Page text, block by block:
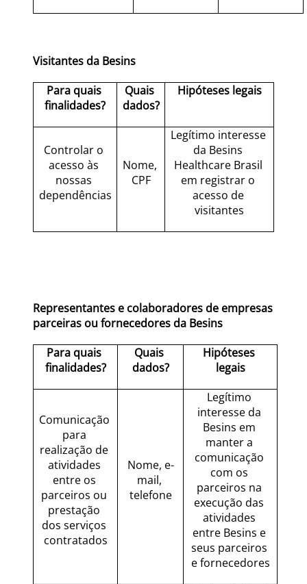
Visitantes da Besins
Para quais
finalidades?
Quais
dados?
Hipóteses legais
Controlar o
acesso às
nossas
dependências
Nome,
CPF
Legítimo interesse
da Besins
Healthcare Brasil
em registrar o
acesso de
visitantes
Representantes e colaboradores de empresas
parceiras ou fornecedores da Besins
Para quais
finalidades?
Quais
dados?
Hipóteses
legais
Comunicação
para
realização de
atividades
entre os
parceiros ou
prestação
dos serviços
contratados
Nome, e-
mail,
telefone
Legítimo
interesse da
Besins em
manter a
comunicação
com os
parceiros na
execução das
atividades
entre Besins e
seus parceiros
e fornecedores